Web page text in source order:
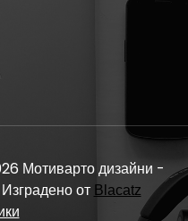
Мотиварто дизайни -
от Blacatz